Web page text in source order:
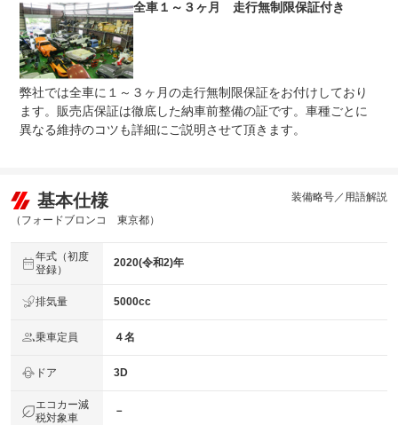
全車１～３ヶ月 走行無制限保証付き
弊社では全車に１～３ヶ月の走行無制限保証をお付けしており
ます。販売店保証は徹底した納車前整備の証です。車種ごとに
異なる維持のコツも詳細にご説明させて頂きます。
基本仕様
（フォードブロンコ 東京都）
装備略号／用語解説
年式（初度
登録）
2020(令和2)年
排気量 5000cc
乗車定員 ４名
ドア 3D
エコカー減
税対象車
－